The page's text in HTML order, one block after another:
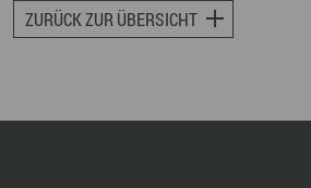
ZURÜCK ZUR ÜBERSICHT